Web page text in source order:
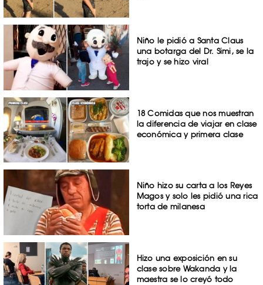
Niño le pidió a Santa Claus
una botarga del Dr. Simi, se la
trajo y se hizo viral
18 Comidas que nos muestran
la diferencia de viajar en clase
económica y primera clase
Niño hizo su carta a los Reyes
Magos y solo les pidió una rica
torta de milanesa
Hizo una exposición en su
clase sobre Wakanda y la
maestra se lo creyó todo